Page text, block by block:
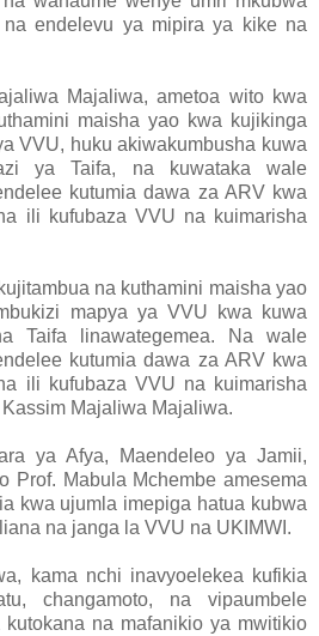
na endelevu ya mipira ya kike na
Majaliwa, ametoa wito kwa
maisha yao kwa kujikinga
VVU, huku akiwakumbusha kuwa
ya Taifa, na kuwataka wale
kutumia dawa za ARV kwa
ili kufubaza VVU na kuimarisha
na kuthamini maisha yao
mapya ya VVU kwa kuwa
Taifa linawategemea. Na wale
kutumia dawa za ARV kwa
ili kufubaza VVU na kuimarisha
Majaliwa Majaliwa.
ya Afya, Maendeleo ya Jamii,
Prof. Mabula Mchembe amesema
kwa ujumla imepiga hatua kubwa
na janga la VVU na UKIMWI.
kama nchi inavyoelekea kufikia
changamoto, na vipaumbele
na mafanikio ya mwitikio